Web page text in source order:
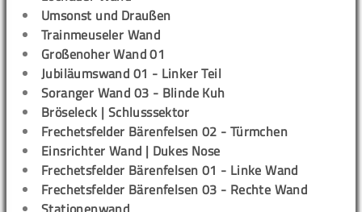
Umsonst und Draußen
Trainmeuseler Wand
Großenoher Wand 01
Jubiläumswand 01 - Linker Teil
Soranger Wand 03 - Blinde Kuh
Bröseleck | Schlusssektor
Frechetsfelder Bärenfelsen 02 - Türmchen
Einsrichter Wand | Dukes Nose
Frechetsfelder Bärenfelsen 01 - Linke Wand
Frechetsfelder Bärenfelsen 03 - Rechte Wand